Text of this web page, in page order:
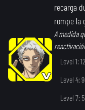
recarga
rompe la
A medida
Level 1:
Level 4:
Level 7: